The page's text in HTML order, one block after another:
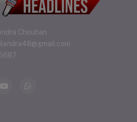
Chouhan
YouTubeWhatsApp